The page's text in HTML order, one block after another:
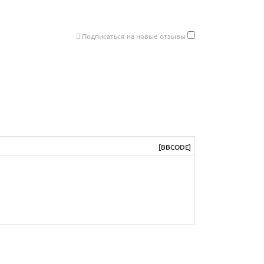
Подписаться на новые отзывы
[BBCODE]